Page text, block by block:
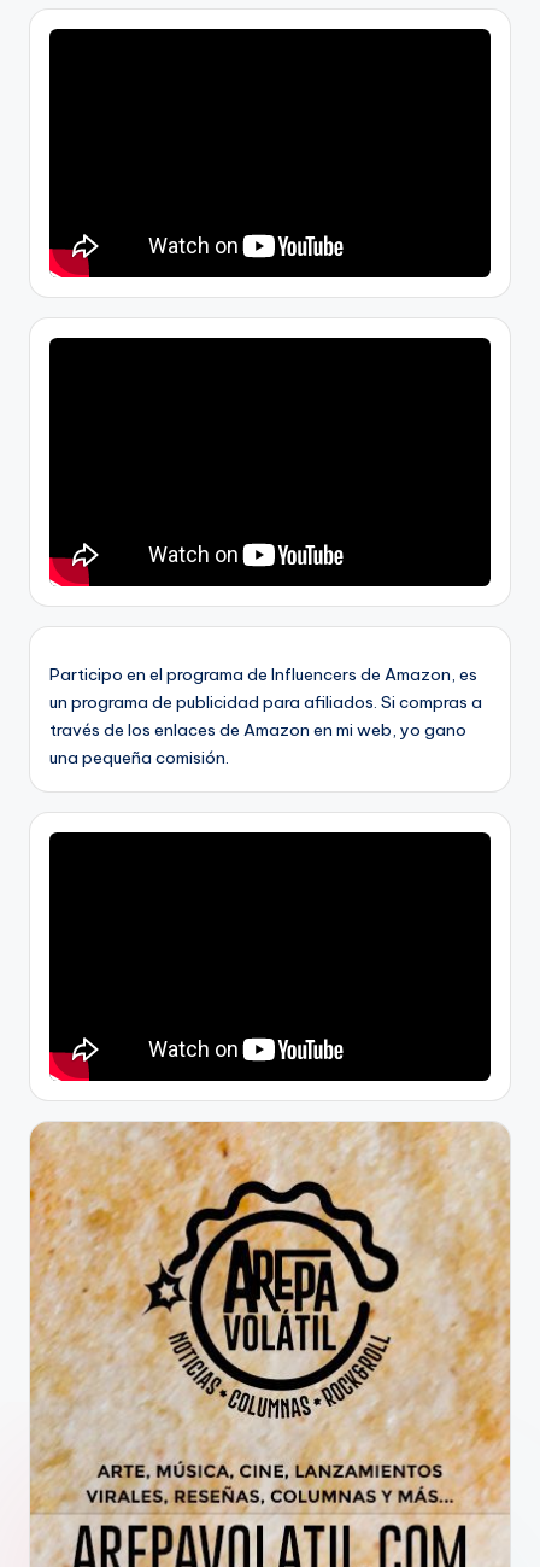
Participo en el programa de Influencers de Amazon, es
un programa de publicidad para afiliados. Si compras a
través de los enlaces de Amazon en mi web, yo gano
una pequeña comisión.